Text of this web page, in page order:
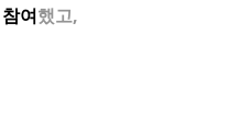
참여했고,